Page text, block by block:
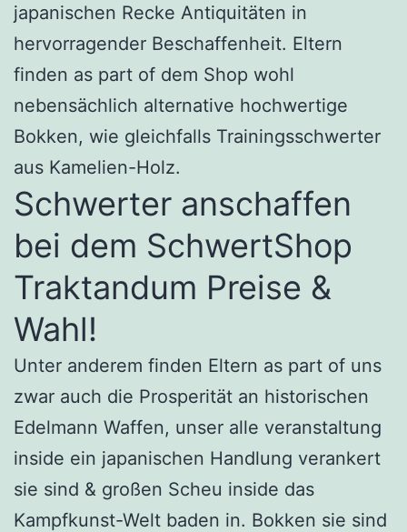
japanischen Recke Antiquitäten in
hervorragender Beschaffenheit. Eltern
finden as part of dem Shop wohl
nebensächlich alternative hochwertige
Bokken, wie gleichfalls Trainingsschwerter
aus Kamelien-Holz.
Schwerter anschaffen
bei dem SchwertShop
Traktandum Preise &
Wahl!
Unter anderem finden Eltern as part of uns
zwar auch die Prosperität an historischen
Edelmann Waffen, unser alle veranstaltung
inside ein japanischen Handlung verankert
sie sind & großen Scheu inside das
Kampfkunst-Welt baden in. Bokken sie sind